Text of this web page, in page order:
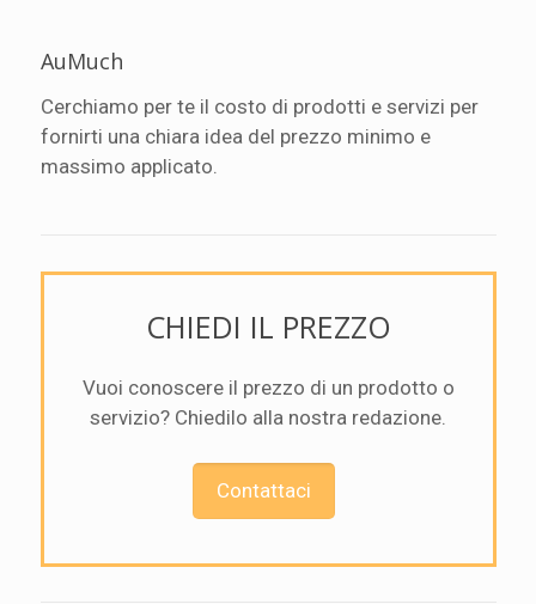
AuMuch
Cerchiamo per te il costo di prodotti e servizi per
fornirti una chiara idea del prezzo minimo e
massimo applicato.
CHIEDI IL PREZZO
Vuoi conoscere il prezzo di un prodotto o
servizio? Chiedilo alla nostra redazione.
Contattaci